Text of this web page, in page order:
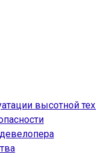
высотной